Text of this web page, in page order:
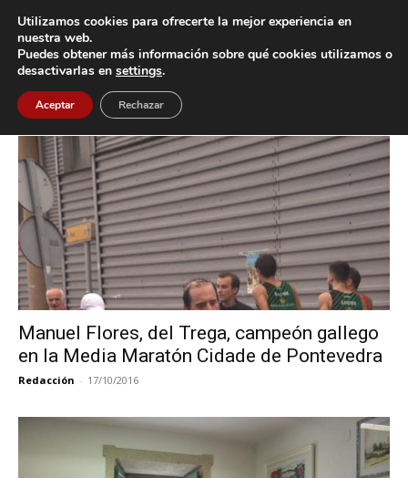
Inicio Etiquetas Campeón
Etiqueta: Campeón
Manuel Flores, del Trega, campeón gallego
en la Media Maratón Cidade de Pontevedra
Redacción - 17/10/2016
Utilizamos cookies para ofrecerte la mejor experiencia en
nuestra web.
Puedes obtener más información sobre qué cookies utilizamos o
desactivarlas en settings.
Aceptar Rechazar